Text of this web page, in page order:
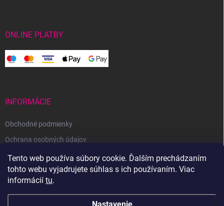
Tento web používa súbory cookie. Ďalším prechádzaním
tohto webu vyjadrujete súhlas s ich používaním. Viac
informácií tu.
ONLINE PLATBY
INFORMÁCIE
Obchodné podmienky
Ochrana osobných údajov
Reklamačný poriadok
Odstúpenie od zmluvy